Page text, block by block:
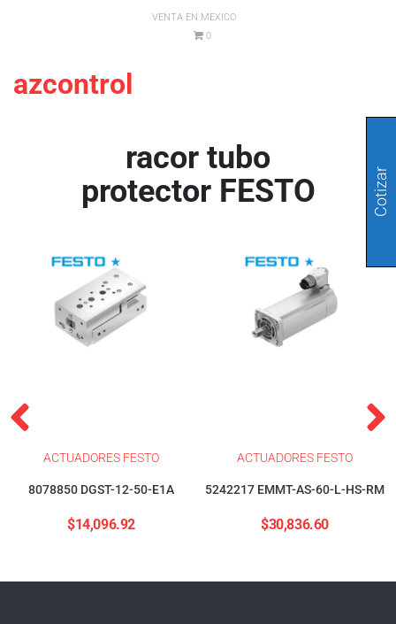
VENTA EN MEXICO
0
azcontrol
racor tubo
protector FESTO
ACTUADORES FESTO
8078850 DGST-12-50-E1A
$14,096.92
ACTUADORES FESTO
5242217 EMMT-AS-60-L-HS-RM
$30,836.60
Cotizar